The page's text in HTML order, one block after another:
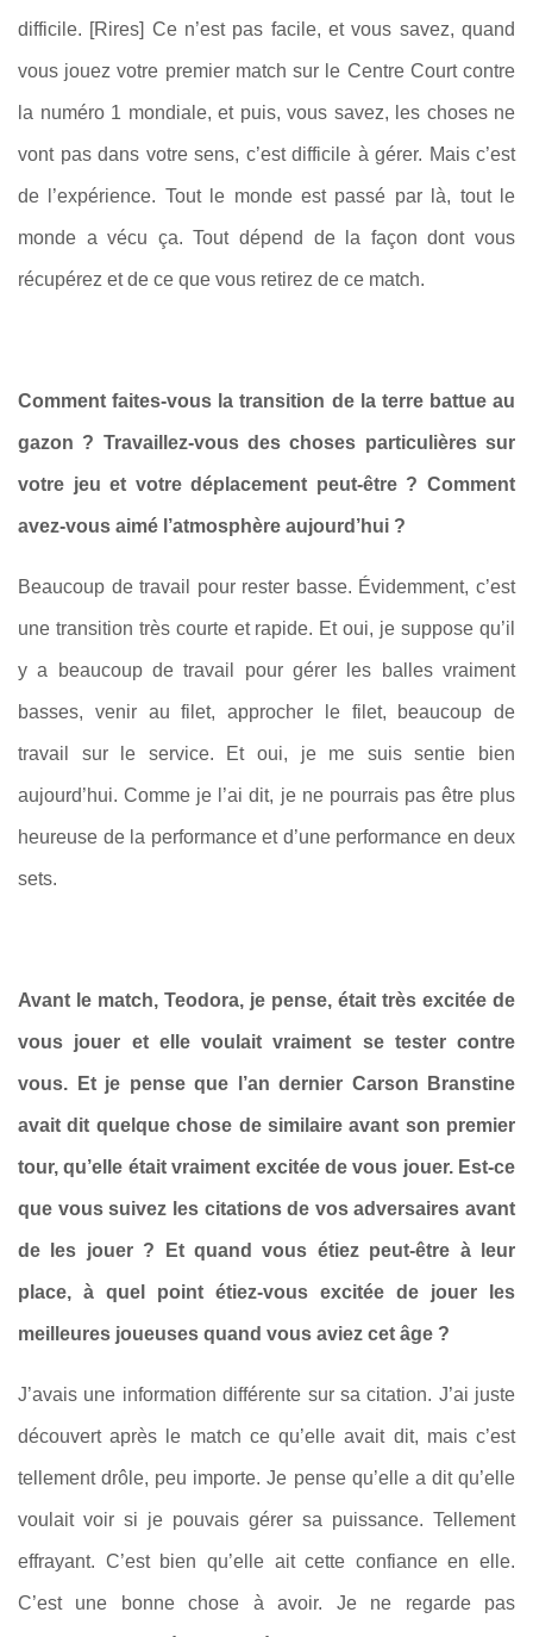
difficile. [Rires] Ce n’est pas facile, et vous savez, quand
vous jouez votre premier match sur le Centre Court contre
la numéro 1 mondiale, et puis, vous savez, les choses ne
vont pas dans votre sens, c’est difficile à gérer. Mais c’est
de l’expérience. Tout le monde est passé par là, tout le
monde a vécu ça. Tout dépend de la façon dont vous
récupérez et de ce que vous retirez de ce match.
Comment faites-vous la transition de la terre battue au
gazon ? Travaillez-vous des choses particulières sur
votre jeu et votre déplacement peut-être ? Comment
avez-vous aimé l’atmosphère aujourd’hui ?
Beaucoup de travail pour rester basse. Évidemment, c’est
une transition très courte et rapide. Et oui, je suppose qu’il
y a beaucoup de travail pour gérer les balles vraiment
basses, venir au filet, approcher le filet, beaucoup de
travail sur le service. Et oui, je me suis sentie bien
aujourd’hui. Comme je l’ai dit, je ne pourrais pas être plus
heureuse de la performance et d’une performance en deux
sets.
Avant le match, Teodora, je pense, était très excitée de
vous jouer et elle voulait vraiment se tester contre
vous. Et je pense que l’an dernier Carson Branstine
avait dit quelque chose de similaire avant son premier
tour, qu’elle était vraiment excitée de vous jouer. Est-ce
que vous suivez les citations de vos adversaires avant
de les jouer ? Et quand vous étiez peut-être à leur
place, à quel point étiez-vous excitée de jouer les
meilleures joueuses quand vous aviez cet âge ?
J’avais une information différente sur sa citation. J’ai juste
découvert après le match ce qu’elle avait dit, mais c’est
tellement drôle, peu importe. Je pense qu’elle a dit qu’elle
voulait voir si je pouvais gérer sa puissance. Tellement
effrayant. C’est bien qu’elle ait cette confiance en elle.
C’est une bonne chose à avoir. Je ne regarde pas